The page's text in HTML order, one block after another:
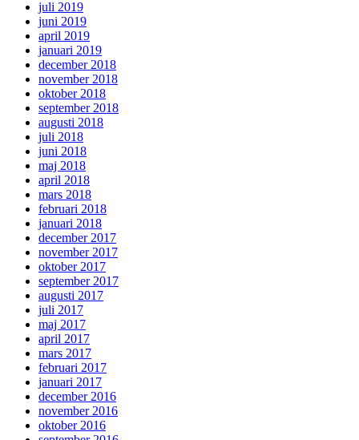
juli 2019
juni 2019
april 2019
januari 2019
december 2018
november 2018
oktober 2018
september 2018
augusti 2018
juli 2018
juni 2018
maj 2018
april 2018
mars 2018
februari 2018
januari 2018
december 2017
november 2017
oktober 2017
september 2017
augusti 2017
juli 2017
maj 2017
april 2017
mars 2017
februari 2017
januari 2017
december 2016
november 2016
oktober 2016